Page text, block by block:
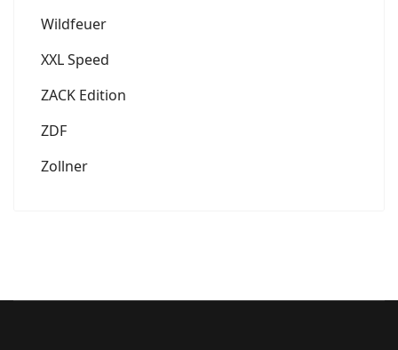
Wildfeuer
XXL Speed
ZACK Edition
ZDF
Zollner